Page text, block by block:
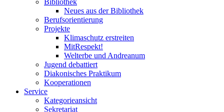
Bibliothek
Neues aus der Bibliothek
Berufsorientierung
Projekte
Klimaschutz erstreiten
MitRespekt!
Welterbe und Andreanum
Jugend debattiert
Diakonisches Praktikum
Kooperationen
Service
Kategorieansicht
Sekretariat